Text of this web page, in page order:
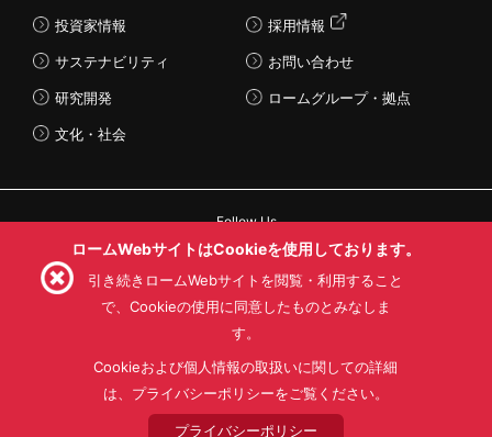
投資家情報
サステナビリティ
研究開発
文化・社会
採用情報
お問い合わせ
ロームグループ・拠点
Follow Us
利用目的
プライバシーポリシー
サイトマップ
ローム製品の販売に関する標準契約条件書(PDF)
© 1997 - 2026 ROHM CO., LTD. ALL RIGHTS RESERVED.
ロームWebサイトはCookieを使用しております。
引き続きロームWebサイトを閲覧・利用すること
で、Cookieの使用に同意したものとみなしま
す。
Cookieおよび個人情報の取扱いに関しての詳細
は、プライバシーポリシーをご覧ください。
プライバシーポリシー